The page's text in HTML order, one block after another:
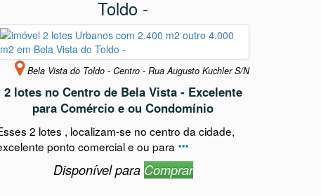
2 lotes Urbanos com 2.400 m2
outro 4.000 m2 em Bela Vista do
Toldo -
Bela Vista do Toldo - Centro - Rua Augusto Kuchler S/N
2 lotes no Centro de Bela Vista - Excelente
para Comércio e ou Condomínio